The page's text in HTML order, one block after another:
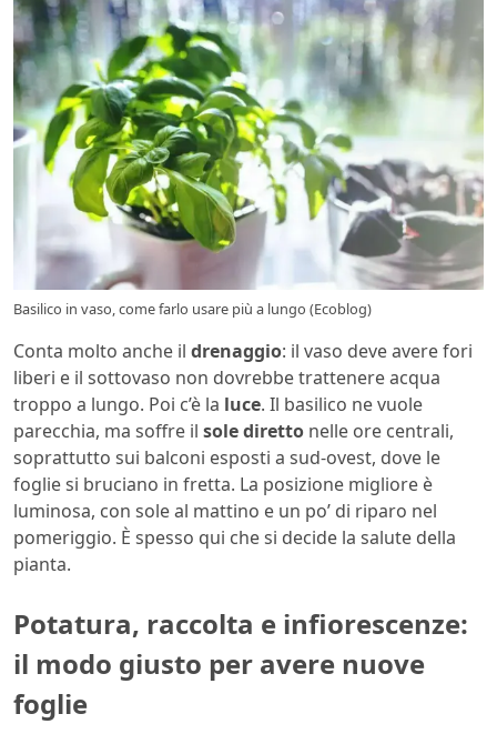
Basilico in vaso, come farlo usare più a lungo (Ecoblog)
Conta molto anche il drenaggio: il vaso deve avere fori
liberi e il sottovaso non dovrebbe trattenere acqua
troppo a lungo. Poi c’è la luce. Il basilico ne vuole
parecchia, ma soffre il sole diretto nelle ore centrali,
soprattutto sui balconi esposti a sud-ovest, dove le
foglie si bruciano in fretta. La posizione migliore è
luminosa, con sole al mattino e un po’ di riparo nel
pomeriggio. È spesso qui che si decide la salute della
pianta.
Potatura, raccolta e infiorescenze:
il modo giusto per avere nuove
foglie